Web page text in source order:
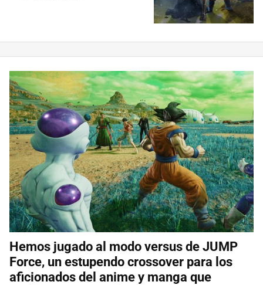
Hemos jugado al modo versus de JUMP
Force, un estupendo crossover para los
aficionados del anime y manga que